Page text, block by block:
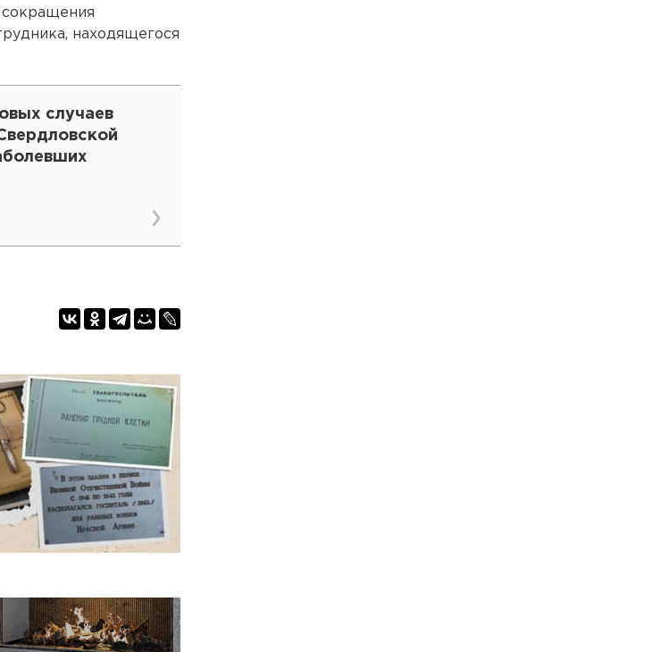
сокращения
находящегося
случаев